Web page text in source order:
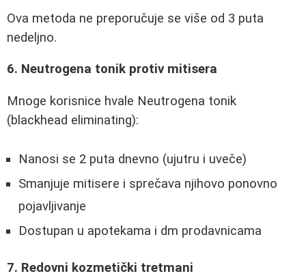
Ova metoda ne preporučuje se više od 3 puta
nedeljno.
6. Neutrogena tonik protiv mitisera
Mnoge korisnice hvale Neutrogena tonik
(blackhead eliminating):
Nanosi se 2 puta dnevno (ujutru i uveče)
Smanjuje mitisere i sprečava njihovo ponovno
pojavljivanje
Dostupan u apotekama i dm prodavnicama
7. Redovni kozmetički tretmani